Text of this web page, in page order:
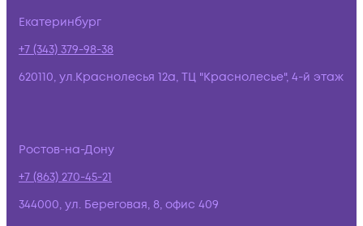
Екатеринбург
+7 (343) 379-98-38
620110, ул.Краснолесья 12а, ТЦ "Краснолесье", 4-й этаж
Ростов-на-Дону
+7 (863) 270-45-21
344000, ул. Береговая, 8, офис 409